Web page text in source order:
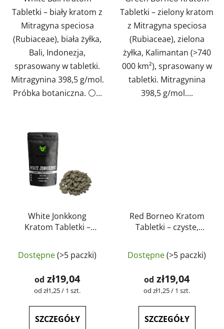
Tabletki – biały kratom z
Mitragyna speciosa
(Rubiaceae), biała żyłka,
Bali, Indonezja,
sprasowany w tabletki.
Mitragynina 398,5 g/mol.
Próbka botaniczna. ⚪...
Tabletki – zielony kratom
z Mitragyna speciosa
(Rubiaceae), zielona
żyłka, Kalimantan (>740
000 km²), sprasowany w
tabletki. Mitragynina
398,5 g/mol....
White Jonkkong
Kratom Tabletki –
laboratoryjnie |
Dostępne(>5 paczki)
od zł19,04
Cena
od zł1,25 / 1 szt.
SZCZEGÓŁY
Red Borneo Kratom
Tabletki – czyste,
GreenGuru
Dostępne(>5 paczki)
od zł19,04
Cena
od zł1,25 / 1 szt.
SZCZEGÓŁY